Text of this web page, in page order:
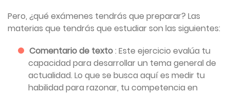
Pero, ¿qué exámenes tendrás que preparar? Las
materias que tendrás que estudiar son las siguientes:
Comentario de texto: Este ejercicio evalúa tu
capacidad para desarrollar un tema general de
actualidad. Lo que se busca aquí es medir tu
habilidad para razonar, tu competencia en